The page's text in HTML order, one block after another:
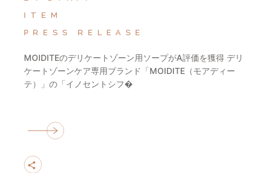
ITEM
PRESS RELEASE
MOIDITEのデリケートゾーン用ソープがA評価を獲得 デリ
ケートゾーンケア専用ブランド「MOIDITE（モアディー
テ）」の「イノセントシフ�